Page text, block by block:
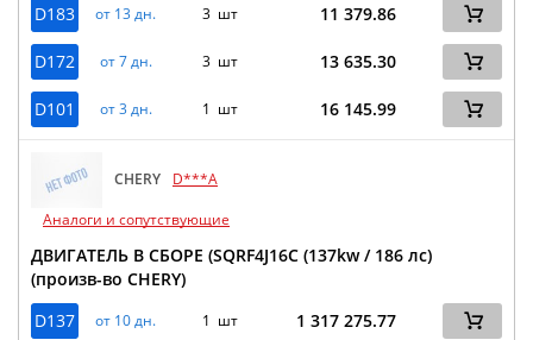
D183 от 13 дн. 3 шт 11 379.86
D172 от 7 дн. 3 шт 13 635.30
D101 от 3 дн. 1 шт 16 145.99
CHERY
D***A
Аналоги и сопутствующие
ДВИГАТЕЛЬ В СБОРЕ (SQRF4J16C (137kw / 186 лс)
(произв-во CHERY)
D137
от 10 дн. 1 шт 1 317 275.77